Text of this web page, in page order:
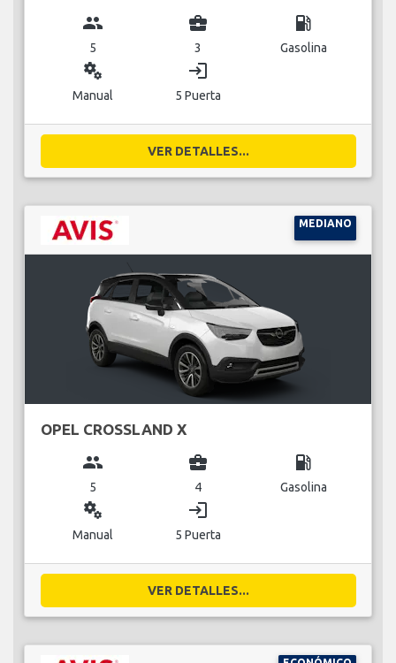
group
5
business_center
3
local_gas_station
Gasolina
miscellaneous_services
Manual
login
5 Puerta
VER DETALLES...
MEDIANO
OPEL CROSSLAND X
group
5
business_center
4
local_gas_station
Gasolina
miscellaneous_services
Manual
login
5 Puerta
VER DETALLES...